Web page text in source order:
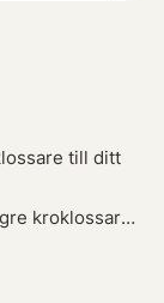
till ditt
kroklossare
i håv eller